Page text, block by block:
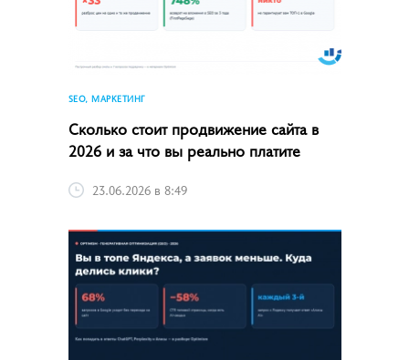
SEO, МАРКЕТИНГ
Сколько стоит продвижение сайта в
2026 и за что вы реально платите
23.06.2026 в 8:49